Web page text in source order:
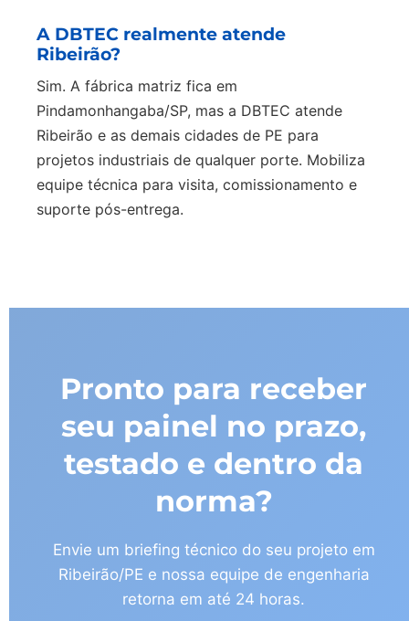
A DBTEC realmente atende
Ribeirão?
Sim. A fábrica matriz fica em
Pindamonhangaba/SP, mas a DBTEC atende
Ribeirão e as demais cidades de PE para
projetos industriais de qualquer porte. Mobiliza
equipe técnica para visita, comissionamento e
suporte pós-entrega.
Pronto para receber
seu painel no prazo,
testado e dentro da
norma?
Envie um briefing técnico do seu projeto em
Ribeirão/PE e nossa equipe de engenharia
retorna em até 24 horas.